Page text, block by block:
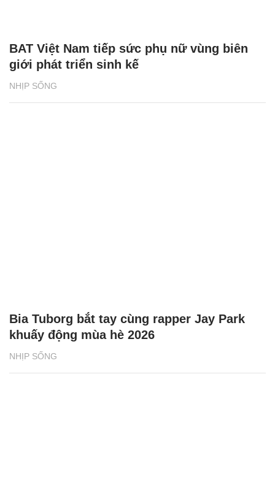
NHỊP SỐNG
BAT Việt Nam tiếp sức phụ nữ vùng biên
giới phát triển sinh kế
NHỊP SỐNG
Bia Tuborg bắt tay cùng rapper Jay Park
khuấy động mùa hè 2026